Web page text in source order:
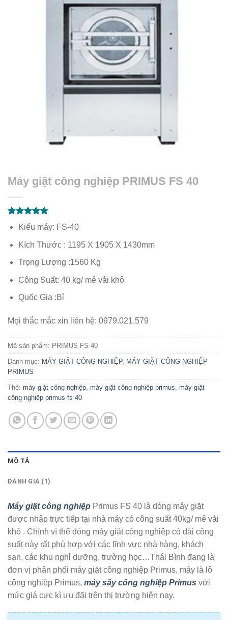
Máy giặt công nghiệp PRIMUS FS 40
5.00trên 5
dựa trên
Kiểu máy: FS-40
Kích Thước : 1195 X 1905 X 1430mm
Trọng Lượng :1560 Kg
Công Suất: 40 kg/ mẻ vải khô
Quốc Gia :Bỉ
Mọi thắc mắc xin liên hệ: 0979.021.579
Mã sản phẩm: PRIMUS FS 40
Danh mục: MÁY GIẶT CÔNG NGHIỆP, MÁY GIẶT CÔNG NGHIỆP
PRIMUS
Thẻ: máy giặt công nghiệp, máy giặt công nghiệp primus, máy giặt
công nghiệp primus fs 40
MÔ TẢ
ĐÁNH GIÁ (1)
Máy giặt công nghiệp Primus FS 40 là dòng máy giặt
được nhập trực tiếp tại nhà máy có công suất 40kg/ mẻ vải
khô . Chính vì thế dòng máy giặt công nghiệp có dải công
suất này rất phù hợp với các lĩnh vực nhà hàng, khách
sạn, các khu nghỉ dưỡng, trường học…Thái Bình đang là
đơn vị phân phối máy giặt công nghiệp Primus, máy là lô
công nghiệp Primus, máy sấy công nghiệp Primus với
mức giá cực kì ưu đãi trên thị trường hiện nay.